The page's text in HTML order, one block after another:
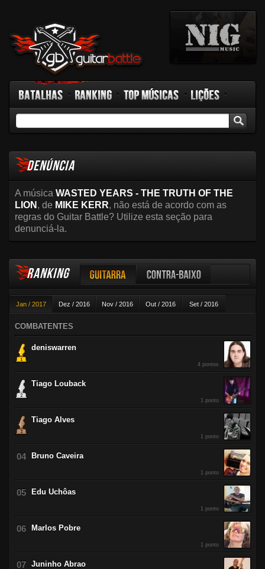
GB TV
Rádio
DENÚNCIA
A música WASTED YEARS - THE TRUTH OF THE
LION , de MIKE KERR, não está de acordo com as
regras do Guitar Battle? Utilize esta seção para
denunciá-la.
RANKING
Jan / 2017 Dez / 2016 Nov / 2016 Out / 2016 Set / 2016
Ago / 2016 Jul / 2016
Guitarra Contra-baixo
COMBATENTES
deniswarren
4 pontos
Tiago Louback
1 ponto
Tiago Alves
1 ponto
Bruno Caveira
1 ponto
Edu Uchôas
1 ponto
Marlos Pobre
1 ponto
Juninho Abrao